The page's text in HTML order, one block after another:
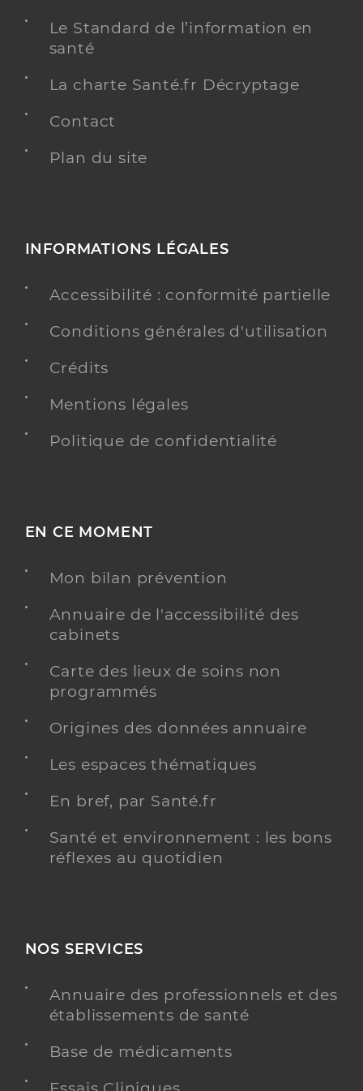
Le Standard de l’information en
santé
La charte Santé.fr Décryptage
Contact
Plan du site
INFORMATIONS LÉGALES
Accessibilité : conformité partielle
Conditions générales d'utilisation
Crédits
Mentions légales
Politique de confidentialité
EN CE MOMENT
Mon bilan prévention
Annuaire de l'accessibilité des
cabinets
Carte des lieux de soins non
programmés
Origines des données annuaire
Les espaces thématiques
En bref, par Santé.fr
Santé et environnement : les bons
réflexes au quotidien
NOS SERVICES
Annuaire des professionnels et des
établissements de santé
Base de médicaments